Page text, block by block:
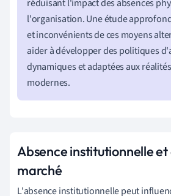
réduisant l'impact des absences
l'organisation. Une étude
et inconvénients de ces moyens
aider à développer des politiques
dynamiques et adaptées aux
modernes.
Absence institutionnelle
marché
L'absence institutionnelle peut